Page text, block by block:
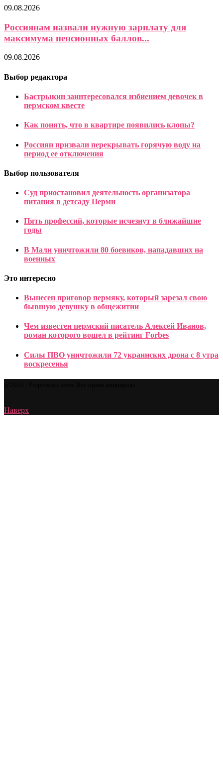
09.08.2026
Россиянам назвали нужную зарплату для
максимума пенсионных баллов...
09.08.2026
Выбор редактора
Бастрыкин заинтересовался избиением девочек в
пермском квесте
Как понять, что в квартире появились клопы?
Россиян призвали перекрывать горячую воду на
период ее отключения
Выбор пользователя
Суд приостановил деятельность организатора
питания в детсаду Перми
Пять профессий, которые исчезнут в ближайшие
годы
В Мали уничтожили 80 боевиков, нападавших на
военных
Это интересно
Вынесен приговор пермяку, который зарезал свою
бывшую девушку в общежитии
Чем известен пермский писатель Алексей Иванов,
роман которого вошел в рейтинг Forbes
Силы ПВО уничтожили 72 украинских дрона с 8 утра
воскресенья
Наверх